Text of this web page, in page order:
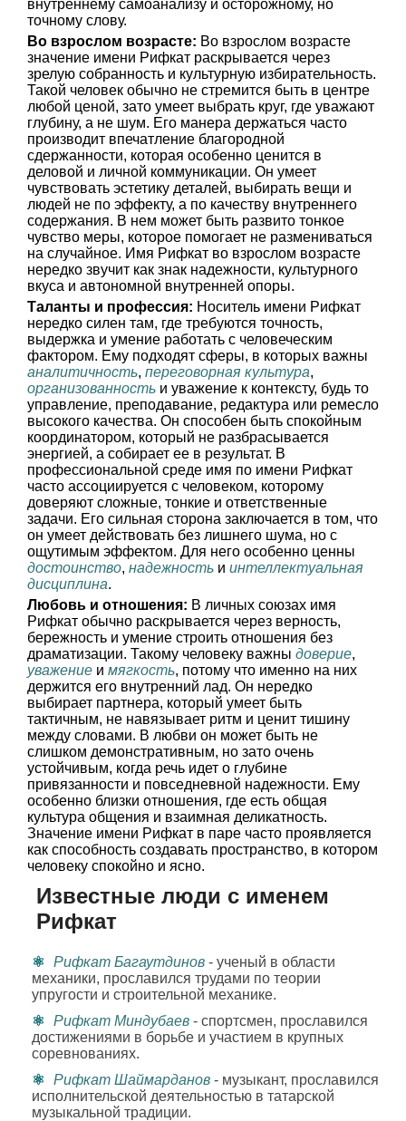
внутреннему самоанализу и осторожному, но
точному слову.
Во взрослом возрасте: Во взрослом возрасте
значение имени Рифкат раскрывается через
зрелую собранность и культурную избирательность.
Такой человек обычно не стремится быть в центре
любой ценой, зато умеет выбрать круг, где уважают
глубину, а не шум. Его манера держаться часто
производит впечатление благородной
сдержанности, которая особенно ценится в
деловой и личной коммуникации. Он умеет
чувствовать эстетику деталей, выбирать вещи и
людей не по эффекту, а по качеству внутреннего
содержания. В нем может быть развито тонкое
чувство меры, которое помогает не размениваться
на случайное. Имя Рифкат во взрослом возрасте
нередко звучит как знак надежности, культурного
вкуса и автономной внутренней опоры.
Таланты и профессия: Носитель имени Рифкат
нередко силен там, где требуются точность,
выдержка и умение работать с человеческим
фактором. Ему подходят сферы, в которых важны
аналитичность, переговорная культура,
организованность и уважение к контексту, будь то
управление, преподавание, редактура или ремесло
высокого качества. Он способен быть спокойным
координатором, который не разбрасывается
энергией, а собирает ее в результат. В
профессиональной среде имя по имени Рифкат
часто ассоциируется с человеком, которому
доверяют сложные, тонкие и ответственные
задачи. Его сильная сторона заключается в том, что
он умеет действовать без лишнего шума, но с
ощутимым эффектом. Для него особенно ценны
достоинство, надежность и интеллектуальная
дисциплина.
Любовь и отношения: В личных союзах имя
Рифкат обычно раскрывается через верность,
бережность и умение строить отношения без
драматизации. Такому человеку важны доверие,
уважение и мягкость, потому что именно на них
держится его внутренний лад. Он нередко
выбирает партнера, который умеет быть
тактичным, не навязывает ритм и ценит тишину
между словами. В любви он может быть не
слишком демонстративным, но зато очень
устойчивым, когда речь идет о глубине
привязанности и повседневной надежности. Ему
особенно близки отношения, где есть общая
культура общения и взаимная деликатность.
Значение имени Рифкат в паре часто проявляется
как способность создавать пространство, в котором
человеку спокойно и ясно.
Известные люди с именем
Рифкат
Рифкат Багаутдинов - ученый в области
механики, прославился трудами по теории
упругости и строительной механике.
Рифкат Миндубаев - спортсмен, прославился
достижениями в борьбе и участием в крупных
соревнованиях.
Рифкат Шаймарданов - музыкант, прославился
исполнительской деятельностью в татарской
музыкальной традиции.